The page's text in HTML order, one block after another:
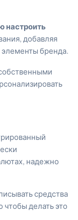
настроить
добавляя
бренда.
надежно
средства
чтобы делать это